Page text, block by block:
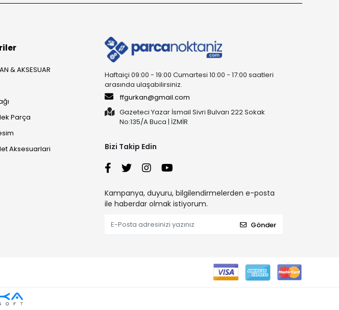
& AKSESUAR
Parça
Aksesuarlari
Haftaiçi 09:00 - 19:00 Cumartesi 10:00 - 17:00 saatleri
arasında ulaşabilirsiniz.
ffgurkan@gmail.com
Gazeteci Yazar İsmail Sivri Bulvarı 222 Sokak
No:135/A Buca | İZMİR
Bizi Takip Edin
Kampanya, duyuru, bilgilendirmelerden e-posta
ile haberdar olmak istiyorum.
Gönder